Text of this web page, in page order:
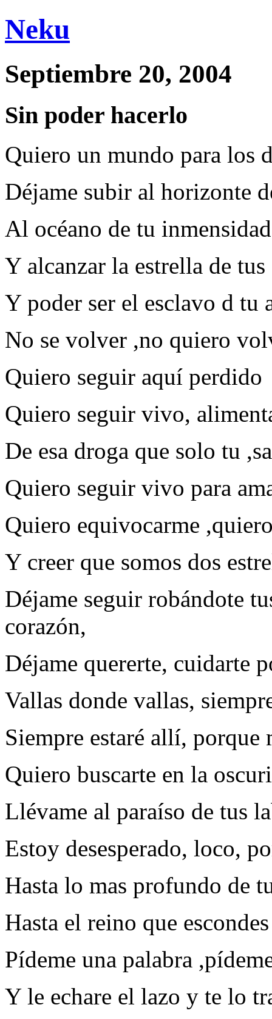
Neku
Septiembre 20, 2004
Sin poder hacerlo
Quiero un mundo para los
Déjame subir al horizonte
Al océano de tu inmensidad
Y alcanzar la estrella de tus
Y poder ser el esclavo d tu
No se volver ,no quiero
Quiero seguir aquí perdido
Quiero seguir vivo,
De esa droga que solo tu
Quiero seguir vivo para
Quiero equivocarme
Y creer que somos dos
Déjame seguir robándote
corazón,
Déjame quererte, cuidarte
Vallas donde vallas,
Siempre estaré allí, porque
Quiero buscarte en la
Llévame al paraíso de tus
Estoy desesperado, loco,
Hasta lo mas profundo de
Hasta el reino que
Pídeme una palabra
Y le echare el lazo y te lo